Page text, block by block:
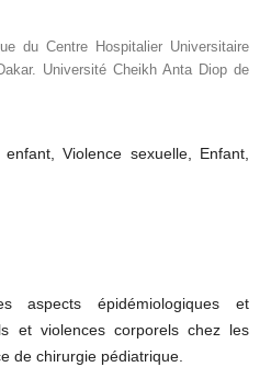
du Centre Hospitalier Universitaire
Université Cheikh Anta Diop de
Violence sexuelle, Enfant,
épidémiologiques et
et violences corporels chez les
de chirurgie pédiatrique.